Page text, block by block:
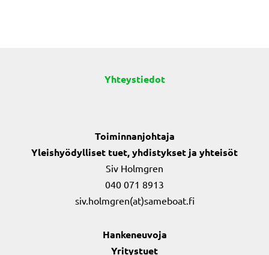
Yhteystiedot
Toiminnanjohtaja
Yleishyödylliset tuet, yhdistykset ja yhteisöt
Siv Holmgren
040 071 8913
siv.holmgren(at)sameboat.fi
Hankeneuvoja
Yritystuet